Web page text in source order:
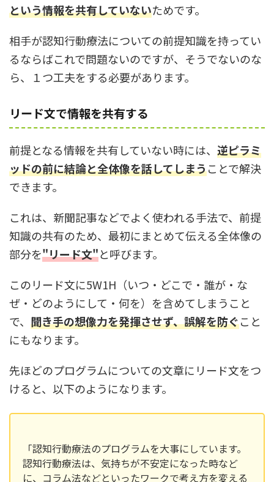
という情報を共有していないためです。
相手が認知行動療法についての前提知識を持ってい
るならばこれで問題ないのですが、そうでないのな
ら、１つ工夫をする必要があります。
リード文で情報を共有する
前提となる情報を共有していない時には、 逆ピラミ
ッドの前に結論と全体像を話してしまうことで解決
できます。
これは、新聞記事などでよく使われる手法で、前提
知識の共有のため、最初にまとめて伝える全体像の
部分を"リード文"と呼びます。
このリード文に5W1H（いつ・どこで・誰が・な
ぜ・どのようにして・何を）を含めてしまうこと
で、 聞き手の想像力を発揮させず、誤解を防ぐこと
にもなります。
先ほどのプログラムについての文章にリード文をつ
けると、以下のようになります。
「認知行動療法のプログラムを大事にしています。
認知行動療法は、気持ちが不安定になった時など
に、コラム法などといったワークで考え方を変える